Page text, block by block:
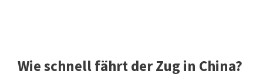
Wie schnell fährt der Zug in China?